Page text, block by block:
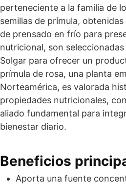
perteneciente a la familia de
semillas de prímula,
de prensado en frío para
nutricional, son
Solgar para ofrecer un
prímula de rosa, una planta
Norteamérica, es valorada
propiedades nutricionales,
aliado fundamental para
bienestar diario.
Beneficios
Aporta una fuente